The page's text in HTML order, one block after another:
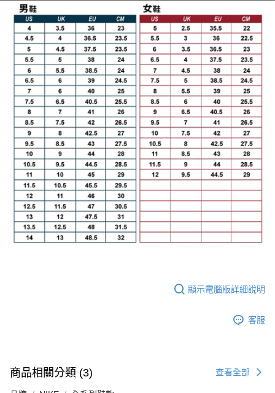
顯示電腦版詳細說明
客服
商品相關分類 (3) 查看全部